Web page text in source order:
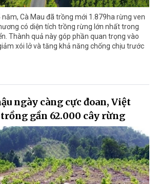
Cà Mau đã trồng mới 1.879ha rừng ven
có diện tích trồng rừng lớn nhất trong
Thành quả này góp phần quan trọng vào
xói lở và tăng khả năng chống chịu trước
ngày càng cực đoan, Việt
gần 62.000 cây rừng